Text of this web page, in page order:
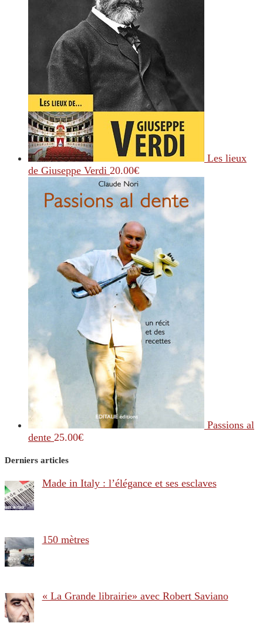
Les lieux
de Giuseppe Verdi 20.00€
Passions al
dente 25.00€
Derniers articles
Made in Italy : l’élégance et ses esclaves
150 mètres
« La Grande librairie» avec Robert Saviano